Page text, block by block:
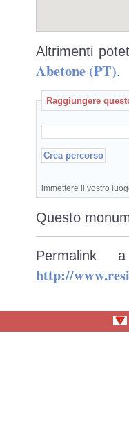
Altrimenti
Abetone (PT).
Raggiungere
immettere il vostro
Questo
Permalink
http://